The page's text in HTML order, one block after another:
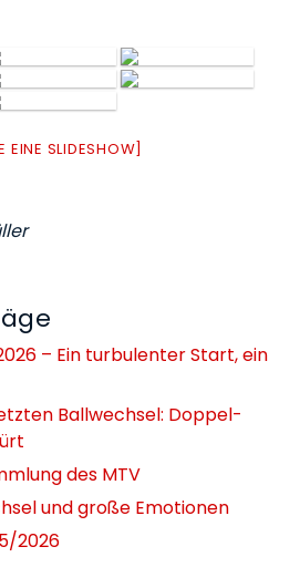
EINE SLIDESHOW]
– Ein turbulenter Start, ein
Ballwechsel: Doppel-
des MTV
und große Emotionen
2026